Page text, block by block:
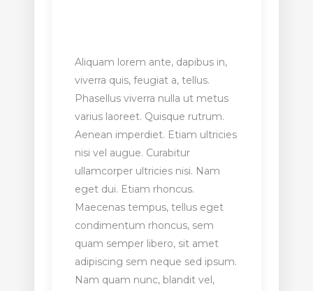
Aliquam lorem ante, dapibus in,
viverra quis, feugiat a, tellus.
Phasellus viverra nulla ut metus
varius laoreet. Quisque rutrum.
Aenean imperdiet. Etiam ultricies
nisi vel augue. Curabitur
ullamcorper ultricies nisi. Nam
eget dui. Etiam rhoncus.
Maecenas tempus, tellus eget
condimentum rhoncus, sem
quam semper libero, sit amet
adipiscing sem neque sed ipsum.
Nam quam nunc, blandit vel,